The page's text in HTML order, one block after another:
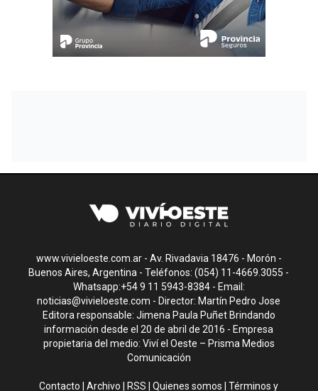
www.vivieloeste.com.ar - Av. Rivadavia 18476 - Morón -
Buenos Aires, Argentina - Teléfonos: (054) 11-4669.3055 -
Whatsapp:+54 9 11 5943-8384 - Email:
noticias@vivieloeste.com - Director: Martín Pedro Jose
Editora responsable: Jimena Paula Puñet Brindando
información desde el 20 de abril de 2016 - Empresa
propietaria del medio: Viví el Oeste – Prisma Medios
Comunicación
Contacto |Archivo RSS |Quienes somos |Términos y